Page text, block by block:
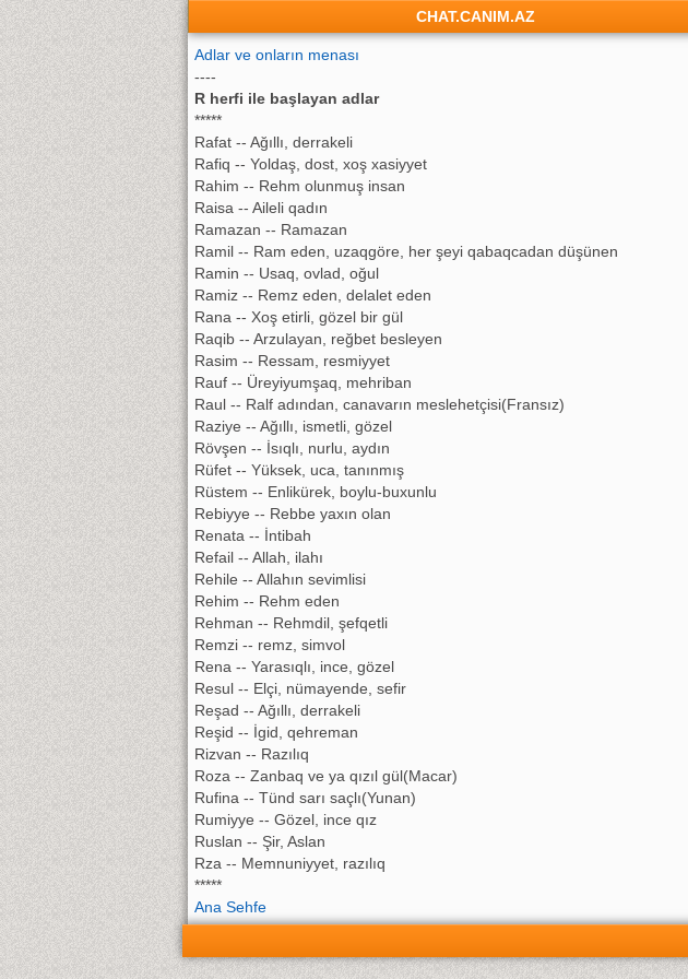
CHAT.CANIM.AZ
Adlar ve onların menası
----
R herfi ile başlayan adlar
*****
Rafat -- Ağıllı, derrakeli
Rafiq -- Yoldaş, dost, xoş xasiyyet
Rahim -- Rehm olunmuş insan
Raisa -- Aileli qadın
Ramazan -- Ramazan
Ramil -- Ram eden, uzaqgöre, her şeyi qabaqcadan düşünen
Ramin -- Usaq, ovlad, oğul
Ramiz -- Remz eden, delalet eden
Rana -- Xoş etirli, gözel bir gül
Raqib -- Arzulayan, reğbet besleyen
Rasim -- Ressam, resmiyyet
Rauf -- Üreyiyumşaq, mehriban
Raul -- Ralf adından, canavarın meslehetçisi(Fransız)
Raziye -- Ağıllı, ismetli, gözel
Rövşen -- İsıqlı, nurlu, aydın
Rüfet -- Yüksek, uca, tanınmış
Rüstem -- Enlikürek, boylu-buxunlu
Rebiyye -- Rebbe yaxın olan
Renata -- İntibah
Refail -- Allah, ilahı
Rehile -- Allahın sevimlisi
Rehim -- Rehm eden
Rehman -- Rehmdil, şefqetli
Remzi -- remz, simvol
Rena -- Yarasıqlı, ince, gözel
Resul -- Elçi, nümayende, sefir
Reşad -- Ağıllı, derrakeli
Reşid -- İgid, qehreman
Rizvan -- Razılıq
Roza -- Zanbaq ve ya qızıl gül(Macar)
Rufina -- Tünd sarı saçlı(Yunan)
Rumiyye -- Gözel, ince qız
Ruslan -- Şir, Aslan
Rza -- Memnuniyyet, razılıq
*****
Ana Sehfe